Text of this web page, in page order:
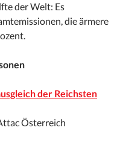
der Welt: Es
die ärmere
der Reichsten
Österreich